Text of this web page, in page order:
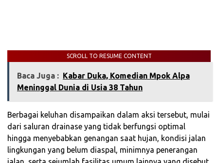
SCROLL TO RESUME CONTENT
Baca Juga :
‎Kabar Duka, Komedian Mpok Alpa
Meninggal Dunia di Usia 38 Tahun
Berbagai keluhan disampaikan dalam aksi tersebut, mulai
dari saluran drainase yang tidak berfungsi optimal
hingga menyebabkan genangan saat hujan, kondisi jalan
lingkungan yang belum diaspal, minimnya penerangan